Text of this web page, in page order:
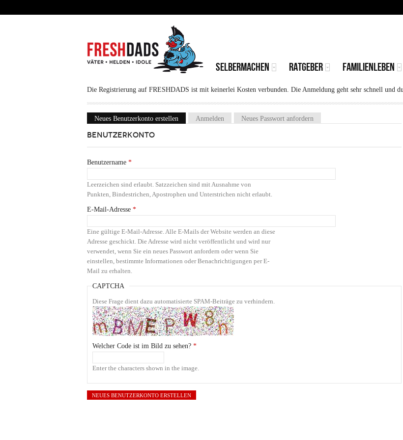
MAINMENU
SELBERMACHEN RATGEBER FAMILIENLEBEN
Die Registrierung auf FRESHDADS ist mit keinerlei Kosten verbunden. Die Anmeldung geht sehr schnell und
Haupt-Reiter
Neues Benutzerkonto erstellen (aktiver Reiter)
Anmelden Neues Passwort anfordern
BENUTZERKONTO
Benutzername *
Leerzeichen sind erlaubt. Satzzeichen sind mit Ausnahme von
Punkten, Bindestrichen, Apostrophen und Unterstrichen nicht erlaubt.
E-Mail-Adresse *
Eine gültige E-Mail-Adresse. Alle E-Mails der Website werden an diese
Adresse geschickt. Die Adresse wird nicht veröffentlicht und wird nur
verwendet, wenn Sie ein neues Passwort anfordern oder wenn Sie
einstellen, bestimmte Informationen oder Benachrichtigungen per E-
Mail zu erhalten.
CAPTCHA
Diese Frage dient dazu automatisierte SPAM-Beiträge zu verhindern.
Welcher Code ist im Bild zu sehen? *
Enter the characters shown in the image.